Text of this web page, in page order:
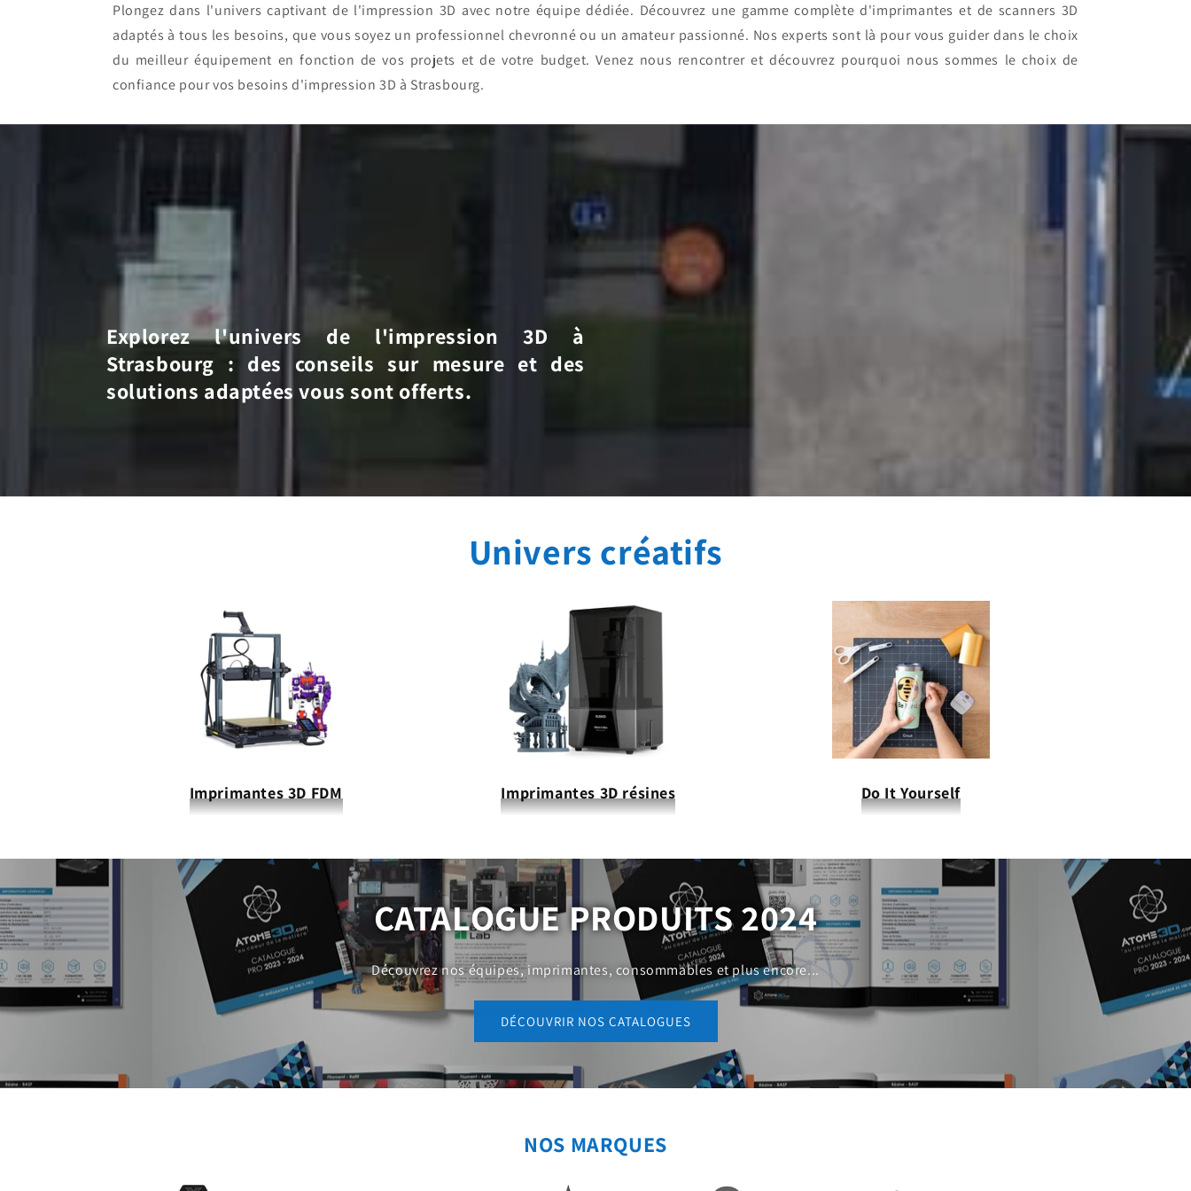
Plongez dans l'univers captivant de l'impression 3D avec notre équipe dédiée. Découvrez une gamme complète d'imprimantes et de scanners 3D
adaptés à tous les besoins, que vous soyez un professionnel chevronné ou un amateur passionné. Nos experts sont là pour vous guider dans le choix
du meilleur équipement en fonction de vos projets et de votre budget. Venez nous rencontrer et découvrez pourquoi nous sommes le choix de
confiance pour vos besoins d'impression 3D à Strasbourg.
Explorez l'univers de l'impression 3D à
Strasbourg : des conseils sur mesure et des
solutions adaptées vous sont offerts.
Univers créatifs
Imprimantes 3D FDM Imprimantes 3D résines Do It Yourself
CATALOGUE PRODUITS 2024
Découvrez nos équipes, imprimantes, consommables et plus encore...
DÉCOUVRIR NOS CATALOGUES
NOS MARQUES